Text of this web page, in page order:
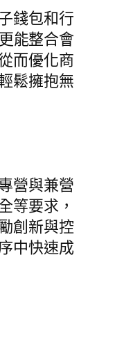
錢包和行
能整合會
而優化商
鬆擁抱無
營與兼營
等要求，
創新與控
中快速成